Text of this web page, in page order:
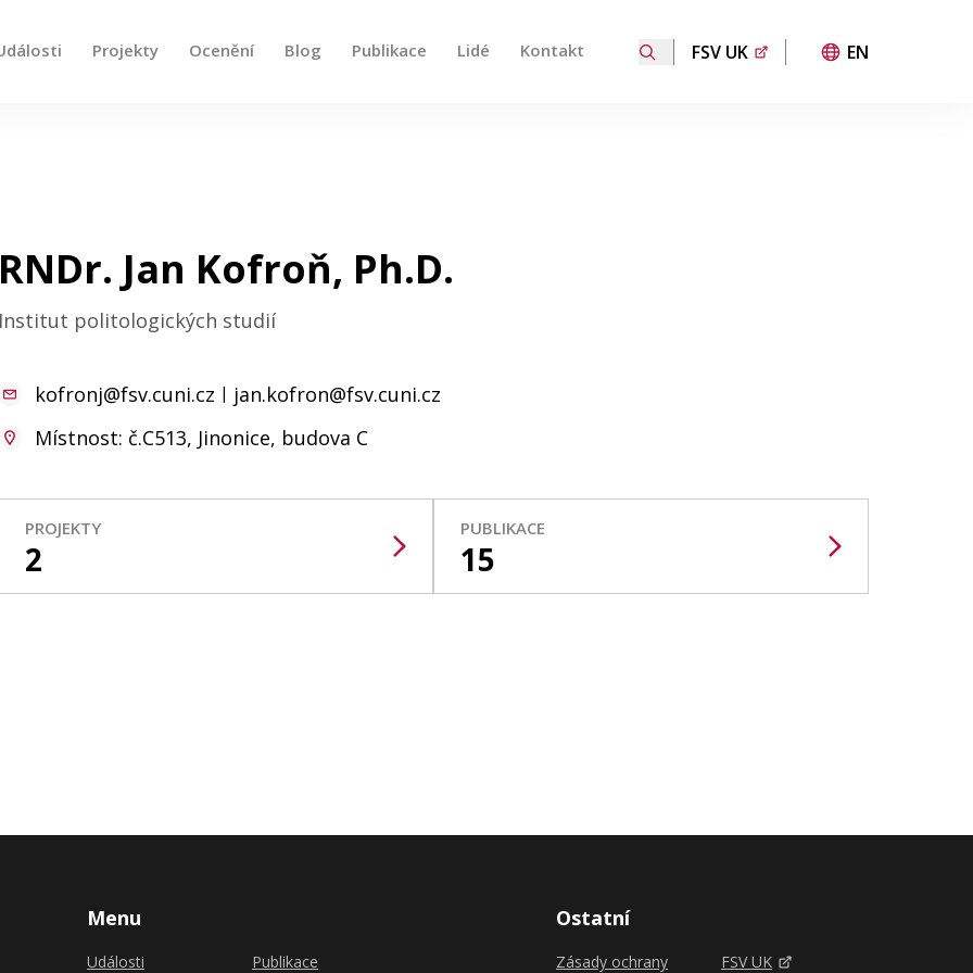
Projekty Ocenění Blog Publikace Lidé Kontakt FSV UK EN
použijte šipky nahoru a dolů pro kontrolu a enter pro přechod na požadovanou stránku. Uživatelé dotykových
RNDr. Jan Kofroň, Ph.D.
Institut politologických studií
kofronj@fsv.cuni.cz | jan.kofron@fsv.cuni.cz
Místnost: č.C513, Jinonice, budova C
PROJEKTY
2
PUBLIKACE
15
Menu
Události Publikace
Ostatní
Zásady ochrany
FSV UK